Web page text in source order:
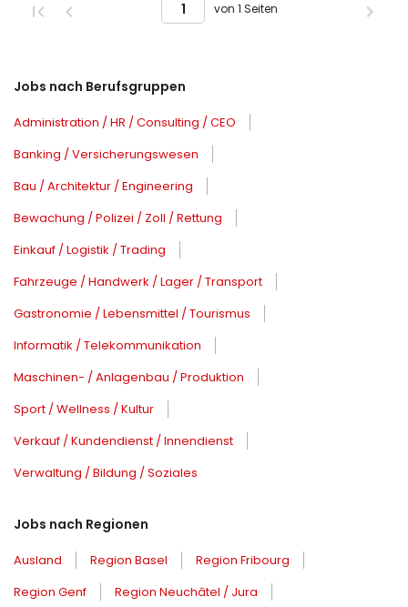
von 1 Seiten
Jobs nach Berufsgruppen
Administration / HR / Consulting / CEO
Banking / Versicherungswesen
Bau / Architektur / Engineering
Bewachung / Polizei / Zoll / Rettung
Einkauf / Logistik / Trading
Fahrzeuge / Handwerk / Lager / Transport
Gastronomie / Lebensmittel / Tourismus
Informatik / Telekommunikation
Maschinen- / Anlagenbau / Produktion
Sport / Wellness / Kultur
Verkauf / Kundendienst / Innendienst
Verwaltung / Bildung / Soziales
Jobs nach Regionen
Ausland Region Basel
Region Fribourg
Region Genf
Region Neuchâtel / Jura